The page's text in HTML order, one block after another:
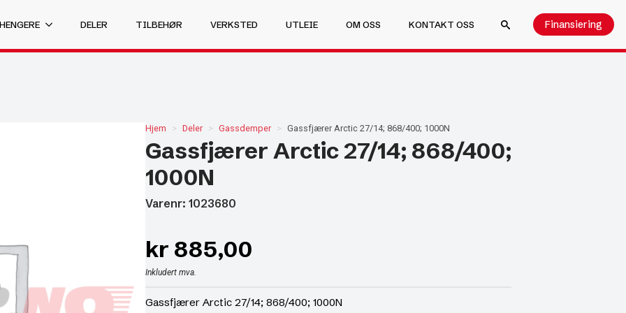
DELER TILBEHØR VERKSTED UTLEIE OM OSS
KONTAKT OSS
Finansiering
Hjem Deler Gassdemper Gassfjærer Arctic 27/14; 868/400; 1000N
Gassfjærer Arctic 27/14; 868/400;
1000N
Varenr: 1023680
kr 885,00
Inkludert mva.
Gassfjærer Arctic 27/14; 868/400; 1000N